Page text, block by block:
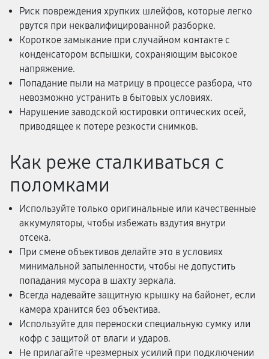
Риск повреждения хрупких шлейфов, которые легко
рвутся при неквалифицированной разборке.
Короткое замыкание при случайном контакте с
конденсатором вспышки, сохраняющим высокое
напряжение.
Попадание пыли на матрицу в процессе разбора, что
невозможно устранить в бытовых условиях.
Нарушение заводской юстировки оптических осей,
приводящее к потере резкости снимков.
Как реже сталкиваться с
поломками
Используйте только оригинальные или качественные
аккумуляторы, чтобы избежать вздутия внутри
отсека.
При смене объективов делайте это в условиях
минимальной запыленности, чтобы не допустить
попадания мусора в шахту зеркала.
Всегда надевайте защитную крышку на байонет, если
камера хранится без объектива.
Используйте для переноски специальную сумку или
кофр с защитой от влаги и ударов.
Не прилагайте чрезмерных усилий при подключении